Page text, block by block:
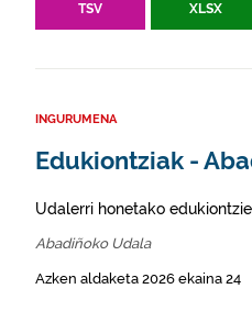
TSV XLSX
INGURUMENA
Edukiontziak -
Udalerri honetako
Abadiñoko Udala
Azken aldaketa 2026 ekaina 24